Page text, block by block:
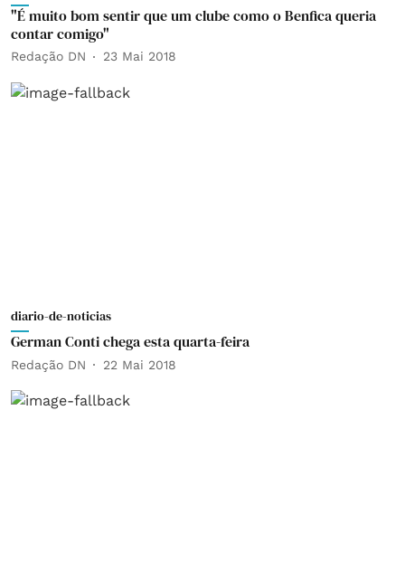
"É muito bom sentir que um clube como o Benfica queria
contar comigo"
Redação DN 23 Mai 2018
diario-de-noticias
German Conti chega esta quarta-feira
Redação DN 22 Mai 2018